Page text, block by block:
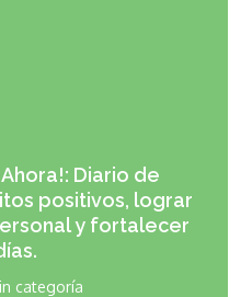
Diario de
positivos, lograr
y fortalecer
categoría